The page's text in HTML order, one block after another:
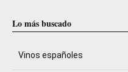
Lo más buscado
Vinos españoles